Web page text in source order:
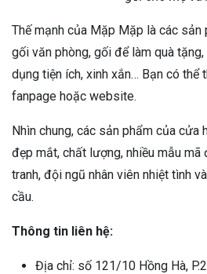
Thế mạnh của Mặp Mặp là các sản
gối văn phòng, gối để làm quà
dụng tiện ích, xinh xắn… Bạn có thể
fanpage hoặc website.
Nhìn chung, các sản phẩm của cửa
đẹp mắt, chất lượng, nhiều mẫu mã
tranh, đội ngũ nhân viên nhiệt tình
cầu.
Thông tin liên hệ:
Địa chỉ: số 121/10 Hồng Hà,